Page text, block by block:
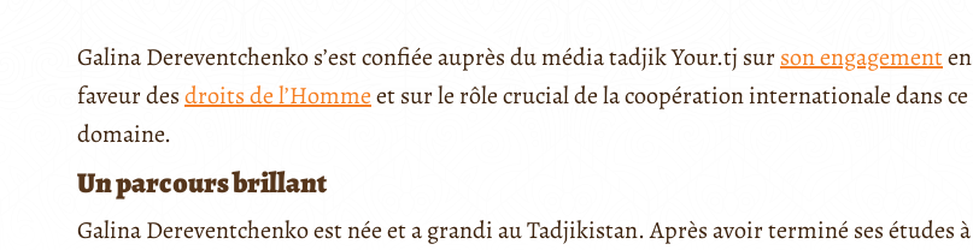
Galina Dereventchenko s’est confiée auprès du média tadjik Your.tj surson engagementen
faveur desdroits de l’Hommeet sur le rôle crucial de la coopération internationale dans ce
domaine.
Un parcours brillant
Galina Dereventchenko est née et a grandi au Tadjikistan. Après avoir terminé ses études à